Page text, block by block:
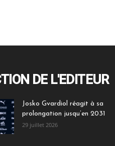
DE L'EDITEUR
Josko Gvardiol réagit à sa
prolongation jusqu’en 2031
29 juillet 2026